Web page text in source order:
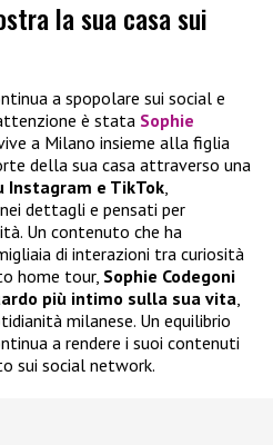
la sua casa sui
a spopolare sui social e
è stata Sophie
vive a Milano insieme alla figlia
della sua casa attraverso una
Instagram e TikTok
dettagli e pensati per
Un contenuto che ha
di interazioni tra curiosità
home tour, Sophie Codegoni
più intimo sulla sua vita
milanese. Un equilibrio
a rendere i suoi contenuti
sui social network.